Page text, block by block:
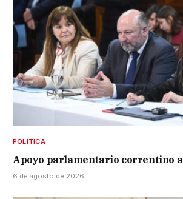
POLÍTICA
Apoyo parlamentario correntino
6 de agosto de 2026